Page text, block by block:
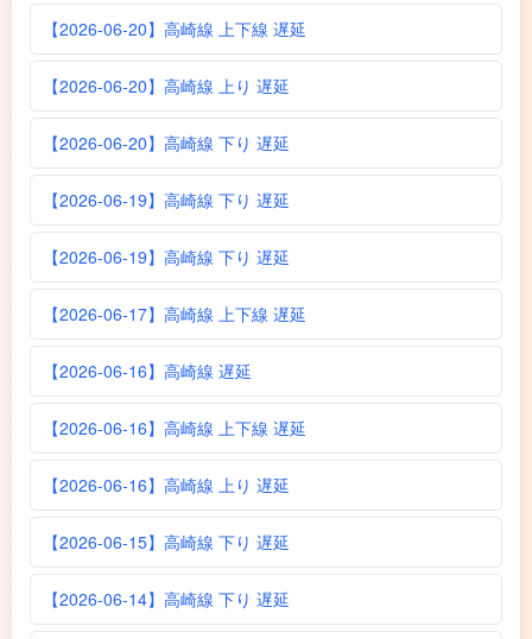
【2026-06-20】高崎線 上下線 遅延
【2026-06-20】高崎線 上り 遅延
【2026-06-20】高崎線 下り 遅延
【2026-06-19】高崎線 下り 遅延
【2026-06-19】高崎線 下り 遅延
【2026-06-17】高崎線 上下線 遅延
【2026-06-16】高崎線 遅延
【2026-06-16】高崎線 上下線 遅延
【2026-06-16】高崎線 上り 遅延
【2026-06-15】高崎線 下り 遅延
【2026-06-14】高崎線 下り 遅延